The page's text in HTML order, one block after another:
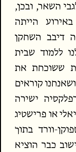
השאר, ובכן,
הייתה
דיבב השחקן
ללמוד שבית
ששוכחת את
קוראים
ישירה
או פרישטיג
וורד בתוך
כבר הוציא